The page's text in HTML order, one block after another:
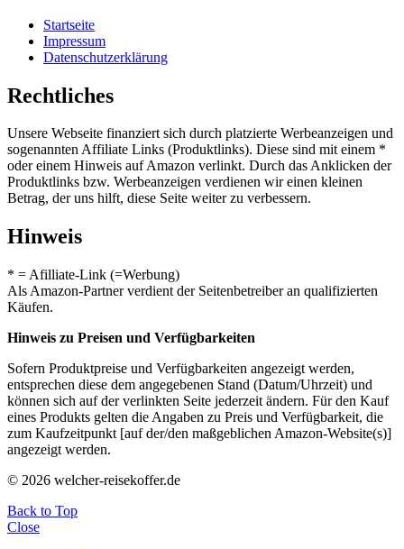
Startseite
Impressum
Datenschutzerklärung
Rechtliches
Unsere Webseite finanziert sich durch platzierte Werbeanzeigen und
sogenannten Affiliate Links (Produktlinks). Diese sind mit einem *
oder einem Hinweis auf Amazon verlinkt. Durch das Anklicken der
Produktlinks bzw. Werbeanzeigen verdienen wir einen kleinen
Betrag, der uns hilft, diese Seite weiter zu verbessern.
Hinweis
* = Afilliate-Link (=Werbung)
Als Amazon-Partner verdient der Seitenbetreiber an qualifizierten
Käufen.
Hinweis zu Preisen und Verfügbarkeiten
Sofern Produktpreise und Verfügbarkeiten angezeigt werden,
entsprechen diese dem angegebenen Stand (Datum/Uhrzeit) und
können sich auf der verlinkten Seite jederzeit ändern. Für den Kauf
eines Produkts gelten die Angaben zu Preis und Verfügbarkeit, die
zum Kaufzeitpunkt [auf der/den maßgeblichen Amazon-Website(s)]
angezeigt werden.
© 2026 welcher-reisekoffer.de
Back to Top
Close